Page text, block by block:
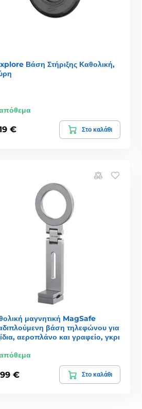
Βάση Στήριξης Καθολική,
€ Στο καλάθι
μαγνητική MagSafe
βάση τηλεφώνου για
αεροπλάνο και γραφείο, γκρι
€ Στο καλάθι